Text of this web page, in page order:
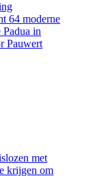
64 moderne
in
Pauwert
met
krijgen om